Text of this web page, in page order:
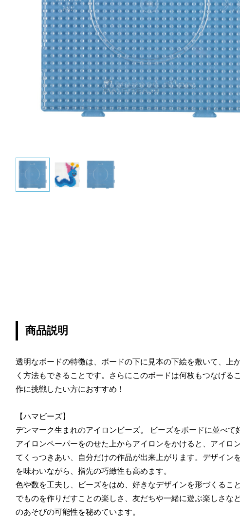
商品説明
透明なボードの特徴は、ボードの下に見本の下絵を敷いて、上
く方法もできることです。さらにこのボードは何枚もつなげる
作に挑戦したい方におすすめ！
【ハマビーズ】
デンマーク生まれのアイロンビーズ。 ビーズをボードに並べて
アイロンペーパーをのせた上からアイロンをかけると、アイロ
てくっつきあい、自分だけの作品が出来上がります。デザイン
を味わいながら、指先の巧緻性も高めます。
色や数を工夫し、ビーズをはめ、好きなデザインを形づくるこ
でものを作りだすことの楽しさ、友だちや一緒に遊ぶ楽しさな
のあそびの可能性を秘めています。